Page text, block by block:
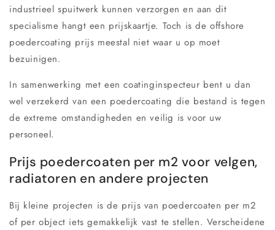
industrieel spuitwerk kunnen verzorgen en aan dit
specialisme hangt een prijskaartje. Toch is de offshore
poedercoating prijs meestal niet waar u op moet
bezuinigen.
In samenwerking met een coatinginspecteur bent u dan
wel verzekerd van een poedercoating die bestand is tegen
de extreme omstandigheden en veilig is voor uw
personeel.
Prijs poedercoaten per m2 voor velgen,
radiatoren en andere projecten
Bij kleine projecten is de prijs van poedercoaten per m2
of per object iets gemakkelijk vast te stellen. Verscheidene